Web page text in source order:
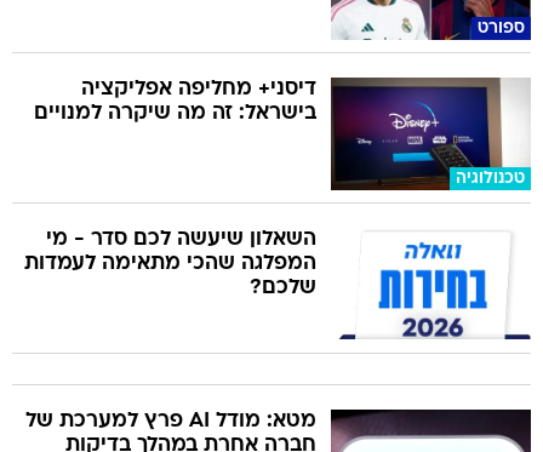
ספורט
טכנולוגיה
דיסני+ מחליפה אפליקציה
בישראל: זה מה שיקרה למנויים
השאלון שיעשה לכם סדר - מי
המפלגה שהכי מתאימה לעמדות
שלכם?
מטא: מודל AI פרץ למערכת של
חברה אחרת במהלך בדיקות